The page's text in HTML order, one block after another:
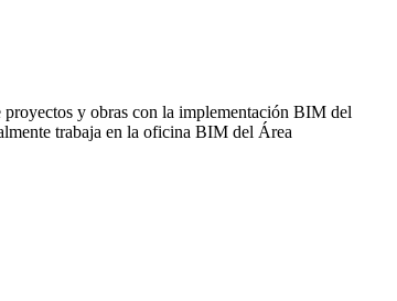
y obras con la implementación BIM del
trabaja en la oficina BIM del Área